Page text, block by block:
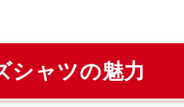
シャツの魅力